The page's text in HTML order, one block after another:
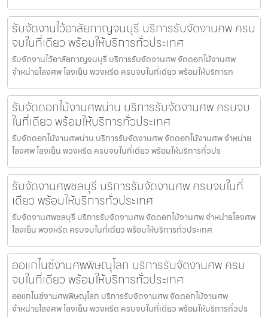
รับจัดงานไว้อาลัยกาญจนบุรี บริการรับจัดงานศพ ครบ
จบในที่เดียว พร้อมให้บริการทั่วประเทศ
รับจัดงานไว้อาลัยกาญจนบุรี บริการรับจัดงานศพ จัดดอกไม้งานศพ
จำหน่ายโลงศพ โลงเย็น พวงหรีด ครบจบในที่เดียว พร้อมให้บริการท
รับจัดดอกไม้งานศพน่าน บริการรับจัดงานศพ ครบจบ
ในที่เดียว พร้อมให้บริการทั่วประเทศ
รับจัดดอกไม้งานศพน่าน บริการรับจัดงานศพ จัดดอกไม้งานศพ จำหน่าย
โลงศพ โลงเย็น พวงหรีด ครบจบในที่เดียว พร้อมให้บริการทั่วปร
รับจัดงานศพชลบุรี บริการรับจัดงานศพ ครบจบในที่
เดียว พร้อมให้บริการทั่วประเทศ
รับจัดงานศพชลบุรี บริการรับจัดงานศพ จัดดอกไม้งานศพ จำหน่ายโลงศพ
โลงเย็น พวงหรีด ครบจบในที่เดียว พร้อมให้บริการทั่วประเทศ
ออแกไนซ์งานศพพิษณุโลก บริการรับจัดงานศพ ครบ
จบในที่เดียว พร้อมให้บริการทั่วประเทศ
ออแกไนซ์งานศพพิษณุโลก บริการรับจัดงานศพ จัดดอกไม้งานศพ
จำหน่ายโลงศพ โลงเย็น พวงหรีด ครบจบในที่เดียว พร้อมให้บริการทั่วปร